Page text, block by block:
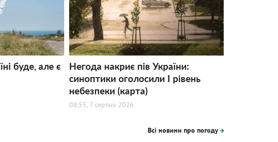
буде, але є
Негода накриє пів України:
синоптики оголосили І рівень
небезпеки (карта)
08:55, 7 серпня 2026
Всі новини про погоду